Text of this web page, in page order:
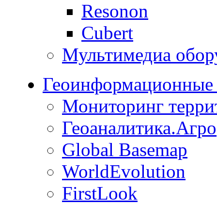
Resonon
Cubert
Мультимедиа
Геоинформационные
Мониторинг
Геоаналитика.Агро
Global Basemap
WorldEvolution
FirstLook